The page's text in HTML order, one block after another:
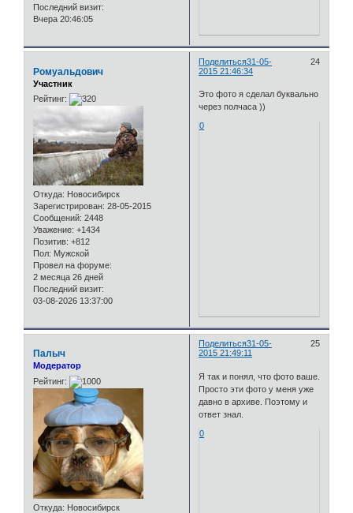
Последний визит:
Вчера 20:46:05
Поделиться 24
31-05-
2015 21:46:34
Ромуальдович
Участник
Рейтинг:
Откуда: Новосибирск
Зарегистрирован: 28-05-2015
Сообщений: 2448
Уважение: +1434
Позитив: +812
Пол: Мужской
Провел на форуме:
2 месяца 26 дней
Последний визит:
03-08-2026 13:37:00
Это фото я сделал буквально
через полчаса ))
0
Поделиться 25
31-05-
2015 21:49:11
Палыч
Модератор
Рейтинг:
Откуда: Новосибирск
Я так и понял, что фото ваше.
Просто эти фото у меня уже
давно в архиве. Поэтому и
ответ знал.
0